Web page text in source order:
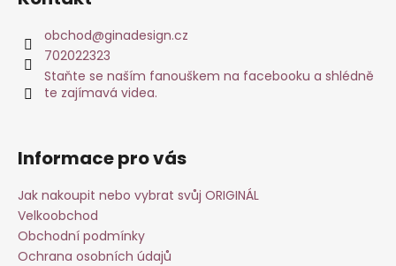
obchod@ginadesign.cz
702022323
Staňte se naším fanouškem na facebooku a shlédně
te zajímavá videa.
Informace pro vás
Jak nakoupit nebo vybrat svůj ORIGINÁL
Velkoobchod
Obchodní podmínky
Ochrana osobních údajů